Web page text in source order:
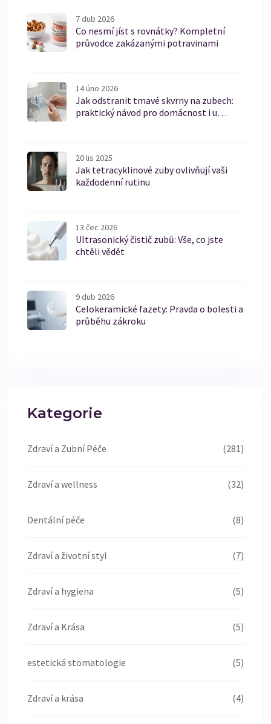
7 dub 2026
Co nesmí jíst s rovnátky? Kompletní
průvodce zakázanými potravinami
14 úno 2026
Jak odstranit tmavé skvrny na zubech:
praktický návod pro domácnost i u
20 lis 2025
Jak tetracyklinové zuby ovlivňují vaši
každodenní rutinu
13 čec 2026
Ultrasonický čistič zubů: Vše, co jste
chtěli vědět
9 dub 2026
Celokeramické fazety: Pravda o bolesti a
průběhu zákroku
Kategorie
Zdraví a Zubní Péče (281)
Zdraví a wellness (32)
Dentální péče (8)
Zdraví a životní styl (7)
Zdraví a hygiena (5)
Zdraví a Krása (5)
estetická stomatologie (5)
Zdraví a krása (4)